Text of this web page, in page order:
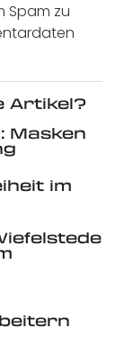
Spam zu
Artikel?
Masken
im